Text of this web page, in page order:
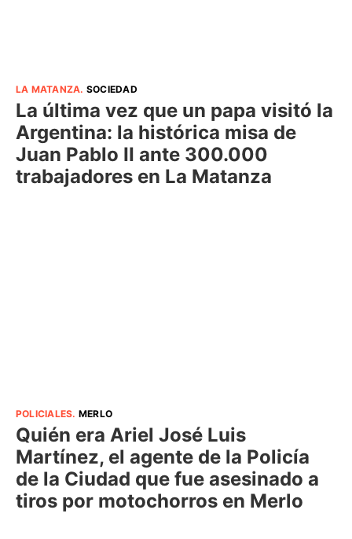
LA MATANZA. SOCIEDAD
La última vez que un papa visitó la
Argentina: la histórica misa de
Juan Pablo II ante 300.000
trabajadores en La Matanza
POLICIALES. MERLO
Quién era Ariel José Luis
Martínez, el agente de la Policía
de la Ciudad que fue asesinado a
tiros por motochorros en Merlo